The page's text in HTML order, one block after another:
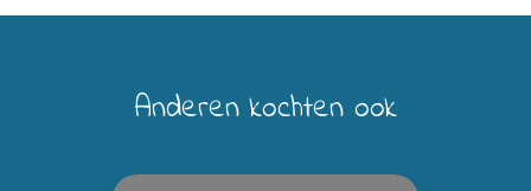
Anderen kochten ook